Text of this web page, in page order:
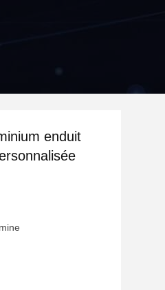
enduit